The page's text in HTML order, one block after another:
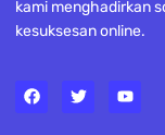
kami menghadirkan
kesuksesan online.